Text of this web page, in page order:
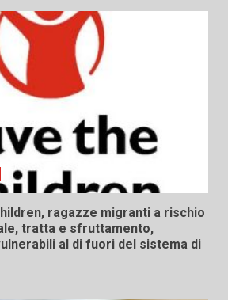
ragazze migranti a rischio
tratta e sfruttamento,
al di fuori del sistema di